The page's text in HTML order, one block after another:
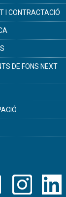
I CONTRACTACIÓ
DE FONS NEXT